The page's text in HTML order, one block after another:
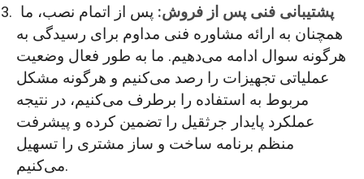
پشتیبانی فنی پس از فروش: پس از اتمام نصب، ما
همچنان به ارائه مشاوره فنی مداوم برای رسیدگی به
هرگونه سوال ادامه می‌دهیم. ما به طور فعال وضعیت
عملیاتی تجهیزات را رصد می‌کنیم و هرگونه مشکل
مربوط به استفاده را برطرف می‌کنیم، در نتیجه
عملکرد پایدار جرثقیل را تضمین کرده و پیشرفت
منظم برنامه ساخت و ساز مشتری را تسهیل
می‌کنیم.